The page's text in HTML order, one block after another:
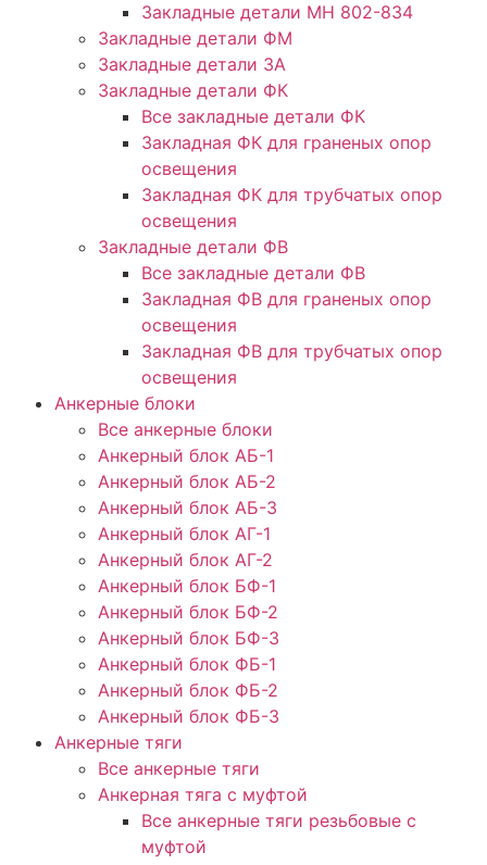
Закладные детали МН 802-834
Закладные детали ФМ
Закладные детали ЗА
Закладные детали ФК
Все закладные детали ФК
Закладная ФК для граненых опор
освещения
Закладная ФК для трубчатых опор
освещения
Закладные детали ФВ
Все закладные детали ФВ
Закладная ФВ для граненых опор
освещения
Закладная ФВ для трубчатых опор
освещения
Анкерные блоки
Все анкерные блоки
Анкерный блок АБ-1
Анкерный блок АБ-2
Анкерный блок АБ-3
Анкерный блок АГ-1
Анкерный блок АГ-2
Анкерный блок БФ-1
Анкерный блок БФ-2
Анкерный блок БФ-3
Анкерный блок ФБ-1
Анкерный блок ФБ-2
Анкерный блок ФБ-3
Анкерные тяги
Все анкерные тяги
Анкерная тяга с муфтой
Все анкерные тяги резьбовые с
муфтой